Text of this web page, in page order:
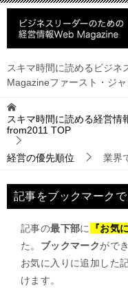
スキマ時間に読めるビジネ
Magazineファースト・ジ
スキマ時間に読める経営情
from2011 TOP
経営の優先順位 業界
記事をブックマーク
記事の最下部に 『お気
た。 ブックマークがで
お気に入りに追加した
けます。